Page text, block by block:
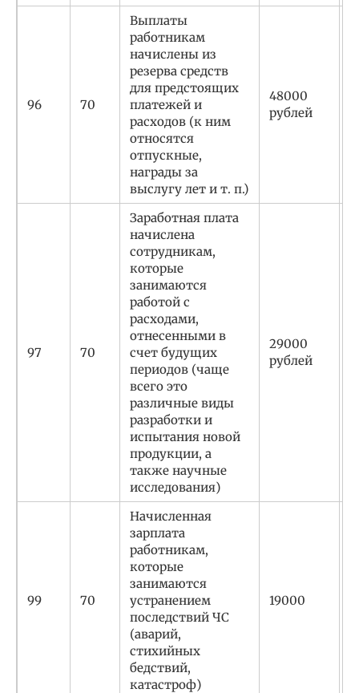
96 70
Выплаты
работникам
начислены из
резерва средств
для предстоящих
платежей и
расходов (к ним
относятся
отпускные,
награды за
выслугу лет и т. п.)
48000
рублей
97 70
Заработная плата
начислена
сотрудникам,
которые
занимаются
работой с
расходами,
отнесенными в
счет будущих
периодов (чаще
всего это
различные виды
разработки и
испытания новой
продукции, а
также научные
исследования)
29000
рублей
99 70
Начисленная
зарплата
работникам,
которые
занимаются
устранением
последствий ЧС
(аварий,
стихийных
бедствий,
катастроф)
19000